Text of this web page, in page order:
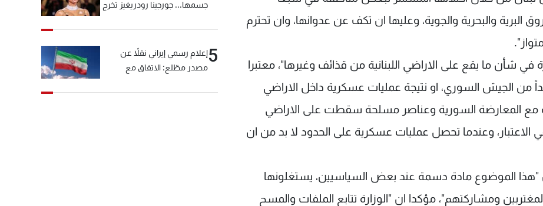
البرية والبحرية والجوية، وعليها ان تكف عن عدوانها، وان تحترم
شأن ما يقع على الاراضي اللبنانية من قذائف وغيرها"، معتبرا
من الجيش السوري، او نتيجة عمليات عسكرية داخل الاراضي
مع المعارضة السورية وعناصر مسلحة سقطت على الاراضي
الاعتبار، وعندما تحصل عمليات عسكرية على الحدود لا بد من ان
ان "هذا الموضوع مادة دسمة عند بعض السياسيين، يستغلونها
ومشاركتهم"، مؤكدا ان "الوزارة تتابع الملفات والمسح
جسمها... جورجينا رودريغيز تخرج
5إعلام رسمي إيراني نقلاً عن
مصدر مطّلع: الاتفاق مع